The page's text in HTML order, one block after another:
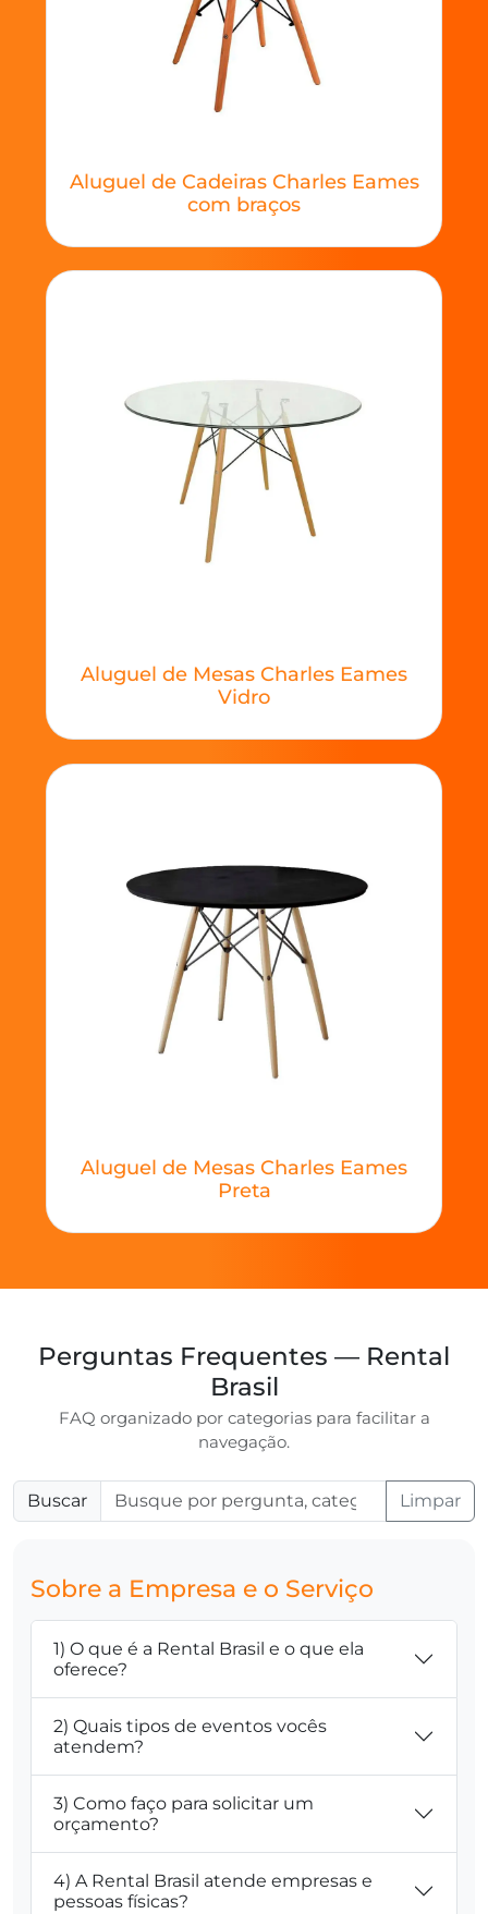
Aluguel de Cadeiras Charles Eames
com braços
Aluguel de Mesas Charles Eames
Vidro
Aluguel de Mesas Charles Eames
Preta
Perguntas Frequentes — Rental
Brasil
FAQ organizado por categorias para facilitar a
navegação.
Buscar Limpar
Sobre a Empresa e o Serviço
1) O que é a Rental Brasil e o que ela
oferece?
2) Quais tipos de eventos vocês
atendem?
3) Como faço para solicitar um
orçamento?
4) A Rental Brasil atende empresas e
pessoas físicas?